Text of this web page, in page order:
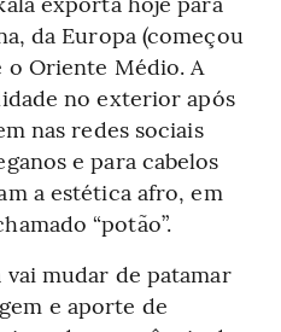
da Europa (começou
o Oriente Médio. A
no exterior após
nas redes sociais
e para cabelos
a estética afro, em
“potão”.
vai mudar de patamar
e aporte de